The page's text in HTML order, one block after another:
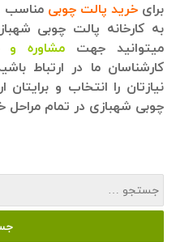
برایخرید پالت چوبی مناسب
به کارخانه پالت چوبی
میتوانید جهتمشاوره و
کارشناسان ما در ارتباط
نیازتان را انتخاب و
چوبی شهبازی در تمام مراحل